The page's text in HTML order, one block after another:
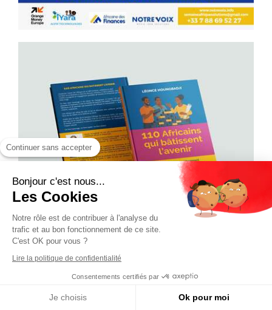
Continuer sans accepter
Bonjour c'est nous...
Les Cookies
Notre rôle est de contribuer à l'analyse du
trafic et au bon fonctionnement de ce site.
C'est OK pour vous ?
Lire la politique de confidentialité
Consentements certifiés par
Je choisis Ok pour moi